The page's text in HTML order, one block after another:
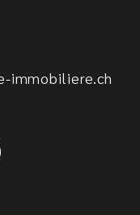
immobiliere.ch